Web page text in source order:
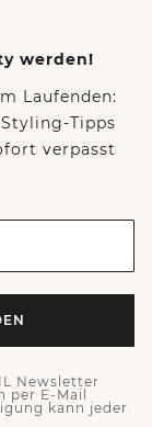
werden!
Laufenden:
Tipps
verpasst
Newsletter
E-Mail
kann jeder